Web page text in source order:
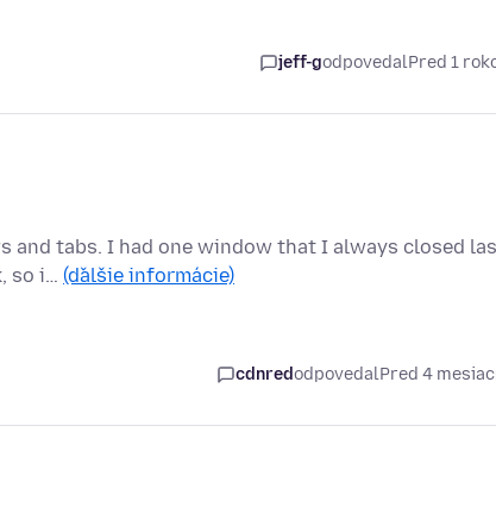
jeff-godpovedalPred 1
and tabs. I had one window that I always closed
so i… (ďalšie informácie)
cdnredodpovedalPred 4